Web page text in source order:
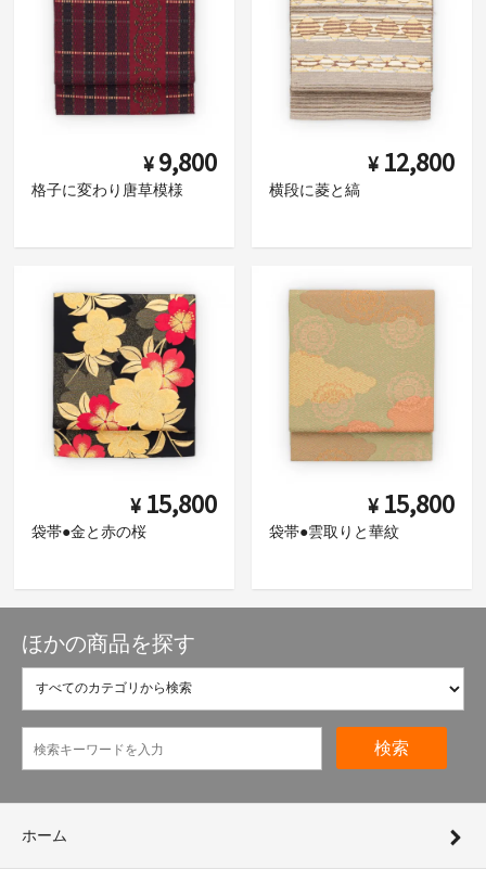
¥ 9,800
格子に変わり唐草模様
¥ 12,800
横段に菱と縞
¥ 15,800
袋帯●金と赤の桜
¥ 15,800
袋帯●雲取りと華紋
ほかの商品を探す
検索
ホーム